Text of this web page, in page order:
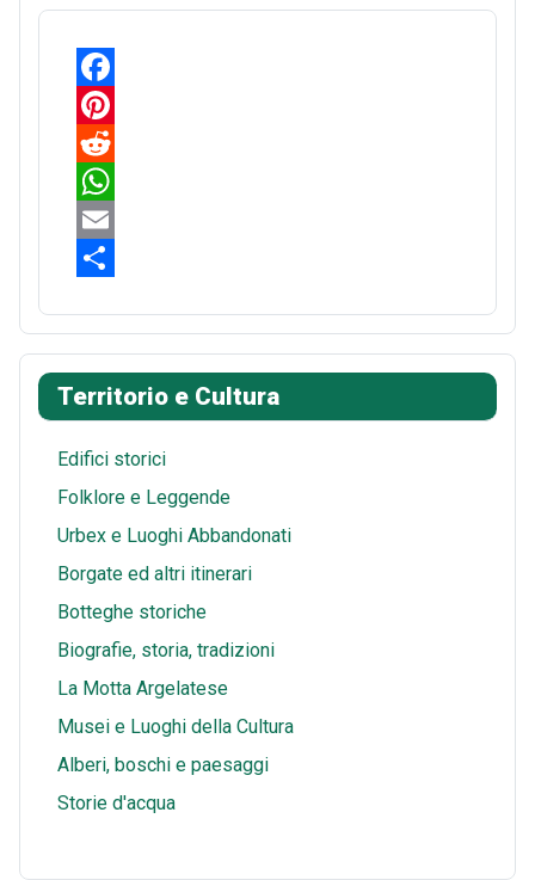
F
a
c
e
b
o
k
P
n
r
e
s
t
R
e
d
i
t
W
h
t
s
A
p
p
E
a
i
l
h
a
r
e
Territorio e Cultura
Edifici storici
Folklore e Leggende
Urbex e Luoghi Abbandonati
Borgate ed altri itinerari
Botteghe storiche
Biografie, storia, tradizioni
La Motta Argelatese
Musei e Luoghi della Cultura
Alberi, boschi e paesaggi
Storie d'acqua